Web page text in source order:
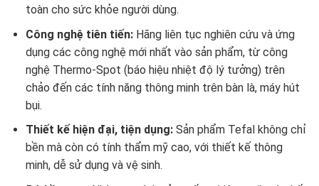
toàn cho sức khỏe người dùng.
Công nghệ tiên tiến:Hãng liên tục nghiên cứu và ứng
dụng các công nghệ mới nhất vào sản phẩm, từ công
nghệ Thermo-Spot (báo hiệu nhiệt độ lý tưởng) trên
chảo đến các tính năng thông minh trên bàn là, máy hút
bụi.
Thiết kế hiện đại, tiện dụng:Sản phẩm Tefal không chỉ
bền mà còn có tính thẩm mỹ cao, với thiết kế thông
minh, dễ sử dụng và vệ sinh.